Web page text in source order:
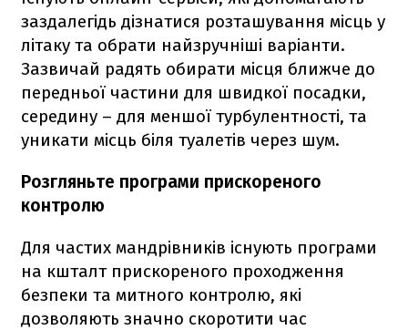
заздалегідь дізнатися розташування місць у
літаку та обрати найзручніші варіанти.
Зазвичай радять обирати місця ближче до
передньої частини для швидкої посадки,
середину – для меншої турбулентності, та
уникати місць біля туалетів через шум.
Розгляньте програми прискореного
контролю
Для частих мандрівників існують програми
на кшталт прискореного проходження
безпеки та митного контролю, які
дозволяють значно скоротити час